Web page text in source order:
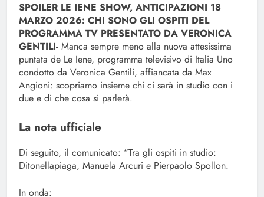
SPOILER LE IENE SHOW, ANTICIPAZIONI 18
MARZO 2026: CHI SONO GLI OSPITI DEL
PROGRAMMA TV PRESENTATO DA VERONICA
GENTILI- Manca sempre meno alla nuova attesissima
puntata de Le Iene, programma televisivo di Italia Uno
condotto da Veronica Gentili, affiancata da Max
Angioni: scopriamo insieme chi ci sarà in studio con i
due e di che cosa si parlerà.
La nota ufficiale
Di seguito, il comunicato: “Tra gli ospiti in studio:
Ditonellapiaga, Manuela Arcuri e Pierpaolo Spollon.
In onda: